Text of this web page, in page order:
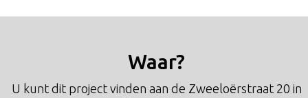
Waar?
U kunt dit project vinden aan de Zweeloërstraat 20 in